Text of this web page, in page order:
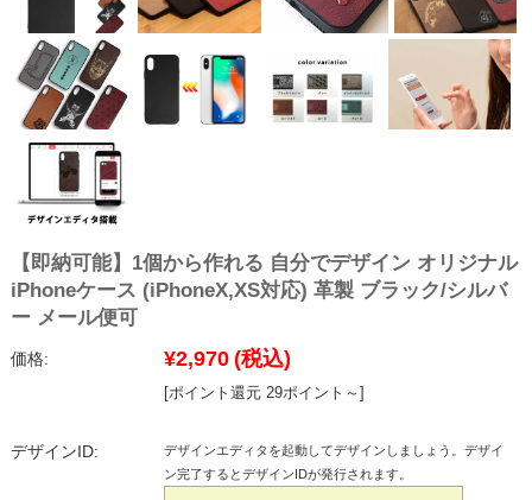
【即納可能】1個から作れる 自分でデザイン オリジナル
iPhoneケース (iPhoneX,XS対応) 革製 ブラック/シルバ
ー メール便可
価格: ¥2,970 (税込)
[ポイント還元 29ポイント～]
デザインID:
デザインエディタを起動してデザインしましょう。デザイ
ン完了するとデザインIDが発行されます。